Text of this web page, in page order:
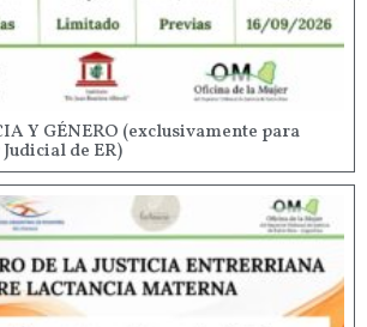
Y GÉNERO (exclusivamente para
de ER)